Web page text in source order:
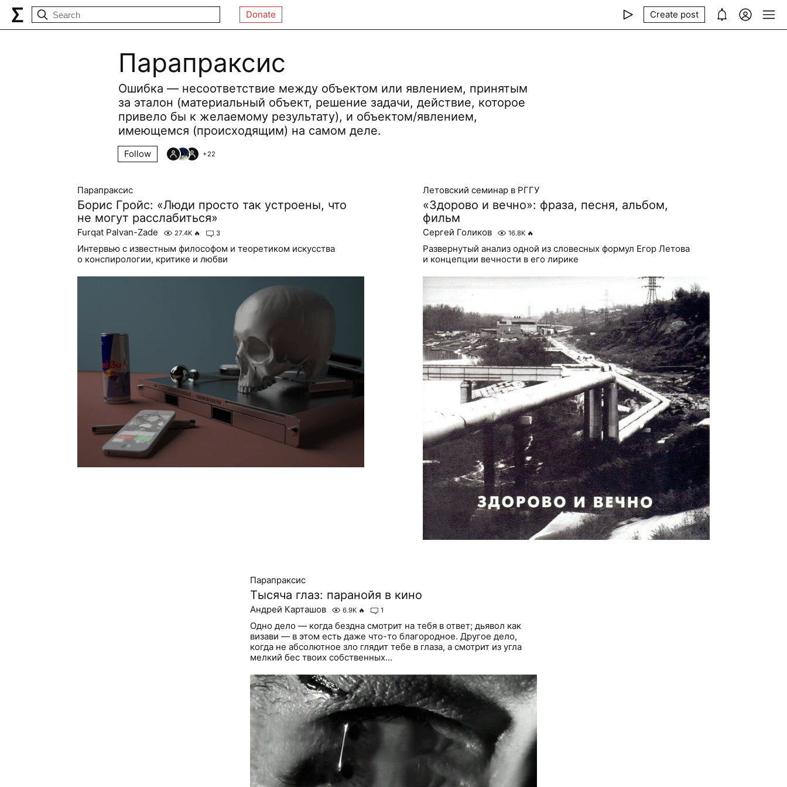
Donate Create post
Парапраксис
Ошибка — несоответствие между объектом или явлением, принятым
за эталон (материальный объект, решение задачи, действие, которое
привело бы к желаемому результату), и объектом/явлением,
имеющемся (происходящим) на самом деле.
Follow +22
Парапраксис
Борис Гройс: «Люди просто так устроены, что
не могут расслабиться»
Furqat Palvan-Zade 27.4K 🔥 3
Интервью с известным философом и теоретиком искусства
о конспирологии, критике и любви
Летовский семинар в РГГУ
«Здорово и вечно»: фраза, песня, альбом,
фильм
Сергей Голиков 16.8K 🔥
Развернутый анализ одной из словесных формул Егор Летова
и концепции вечности в его лирике
Парапраксис
Тысяча глаз: паранойя в кино
Андрей Карташов 6.9K 🔥 1
Одно дело — когда бездна смотрит на тебя в ответ; дьявол как
визави — в этом есть даже что-то благородное. Другое дело,
когда не абсолютное зло глядит тебе в глаза, а смотрит из угла
мелкий бес твоих собственных...